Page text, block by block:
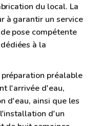
du local. La
à garantir un service
pose compétente
à la
préalable
l'arrivée d'eau,
d'eau, ainsi que les
d'un